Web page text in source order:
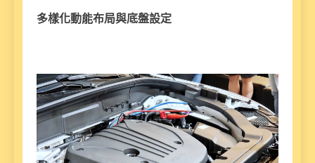
多樣化動能布局與底盤設定